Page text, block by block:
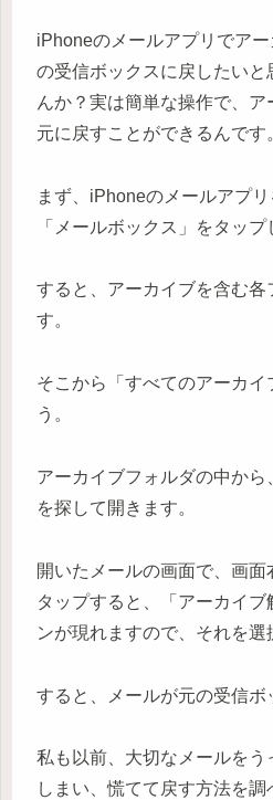
iPhoneのメールアプリでア
の受信ボックスに戻したい
んか？実は簡単な操作で、
元に戻すことができるんです
まず、iPhoneのメールアプ
「メールボックス」をタップ
すると、アーカイブを含む各
す。
そこから「すべてのアーカイ
う。
アーカイブフォルダの中か
を探して開きます。
開いたメールの画面で、画
タップすると、「アーカイブ
ンが現れますので、それを選
すると、メールが元の受信ボ
私も以前、大切なメールをう
しまい、慌てて戻す方法を調